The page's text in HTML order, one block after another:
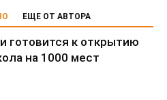
ЕЩЕ ОТ АВТОРА
готовится к открытию
на 1000 мест